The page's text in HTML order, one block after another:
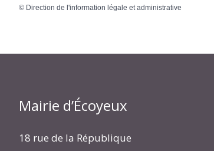
© Direction de l'information légale et administrative
Mairie d’Écoyeux
18 rue de la République